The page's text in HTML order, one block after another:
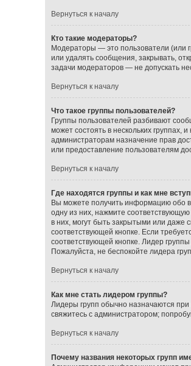
Вернуться к началу
Кто такие модераторы?
Модераторы — это пользователи (или
или удалять сообщения, закрывать,
задачи модераторов — не допускать
Вернуться к началу
Что такое группы пользователей?
Группы пользователей разбивают
может состоять в нескольких группах,
администраторам назначение прав
или предоставление пользователям
Вернуться к началу
Где находятся группы и как мне
Вы можете получить информацию обо
одну из них, нажмите
в них, могут быть закрытыми или даже
соответствующей кнопке. Если
соответствующей кнопке. Лидер
Пожалуйста, не беспокойте лидера
Вернуться к началу
Как мне стать лидером группы?
Лидеры групп обычно назначаются
свяжитесь с администратором;
Вернуться к началу
Почему названия некоторых групп